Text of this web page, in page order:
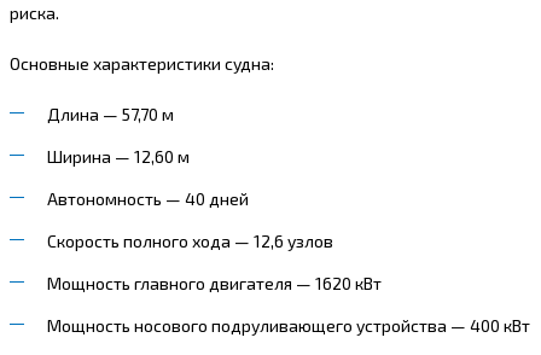
риска.
Основные характеристики судна:
Длина — 57,70 м
Ширина — 12,60 м
Автономность — 40 дней
Скорость полного хода — 12,6 узлов
Мощность главного двигателя — 1620 кВт
Мощность носового подруливающего устройства — 400 кВт